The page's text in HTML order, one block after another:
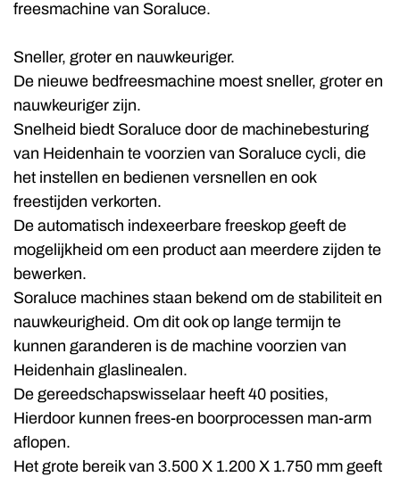
freesmachine van Soraluce.
Sneller, groter en nauwkeuriger.
De nieuwe bedfreesmachine moest sneller, groter en
nauwkeuriger zijn.
Snelheid biedt Soraluce door de machinebesturing
van Heidenhain te voorzien van Soraluce cycli, die
het instellen en bedienen versnellen en ook
freestijden verkorten.
De automatisch indexeerbare freeskop geeft de
mogelijkheid om een product aan meerdere zijden te
bewerken.
Soraluce machines staan bekend om de stabiliteit en
nauwkeurigheid. Om dit ook op lange termijn te
kunnen garanderen is de machine voorzien van
Heidenhain glaslinealen.
De gereedschapswisselaar heeft 40 posities,
Hierdoor kunnen frees-en boorprocessen man-arm
aflopen.
Het grote bereik van 3.500 X 1.200 X 1.750 mm geeft